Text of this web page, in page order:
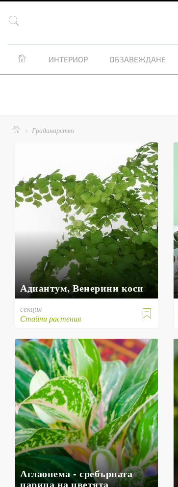

 ИНТЕРИОР ОБЗАВЕЖДАНЕ
  Градинарство
Адиантум, Венерини коси

секция
Стайни растения
Аглаонема - сребърната